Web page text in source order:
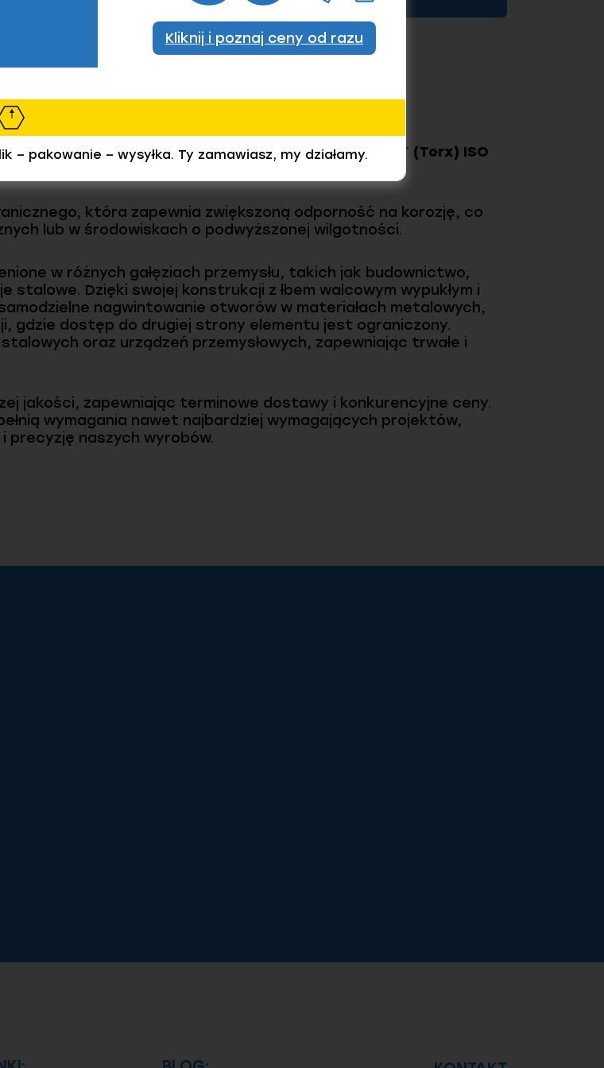
wypukłym, z gniazdem sześciokarbowym T (Torx) ISO
która zapewnia zwiększoną odporność na korozję, co
lub w środowiskach o podwyższonej wilgotności.
w różnych gałęziach przemysłu, takich jak budownictwo,
Dzięki swojej konstrukcji z łbem walcowym wypukłym i
nagwintowanie otworów w materiałach metalowych,
gdzie dostęp do drugiej strony elementu jest ograniczony.
oraz urządzeń przemysłowych, zapewniając trwałe i
jakości, zapewniając terminowe dostawy i konkurencyjne ceny.
wymagania nawet najbardziej wymagających projektów,
precyzję naszych wyrobów.
Kliknij i poznaj ceny od razu
– pakowanie – wysyłka. Ty zamawiasz, my działamy.